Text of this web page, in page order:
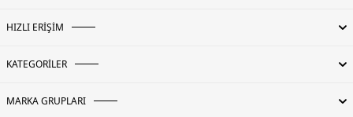
HIZLI ERİŞİM
KATEGORİLER
MARKA GRUPLARI